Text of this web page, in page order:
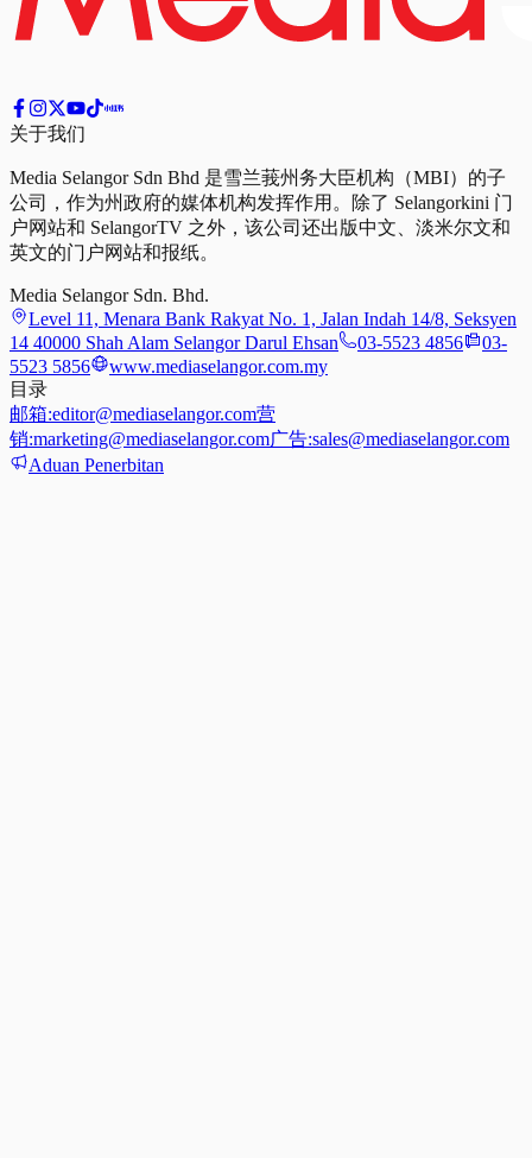
关于我们
Media Selangor Sdn Bhd 是雪兰莪州务大臣机构（MBI）的子
公司，作为州政府的媒体机构发挥作用。除了 Selangorkini 门
户网站和 SelangorTV 之外，该公司还出版中文、淡米尔文和
英文的门户网站和报纸。
Media Selangor Sdn. Bhd.
Level 11, Menara Bank Rakyat No. 1, Jalan Indah 14/8, Seksyen
14 40000 Shah Alam Selangor Darul Ehsan
03-5523 4856
03-
5523 5856
www.mediaselangor.com.my
目录
邮箱:editor@mediaselangor.com营
销:marketing@mediaselangor.com广告:sales@mediaselangor.com
Aduan Penerbitan